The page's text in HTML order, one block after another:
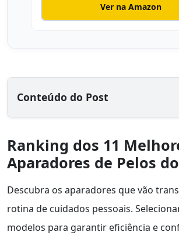
Ver na Amazon
Conteúdo do Post
Ranking dos 11
Aparadores de Pelos
Descubra os aparadores que vão
rotina de cuidados pessoais.
modelos para garantir eficiência e